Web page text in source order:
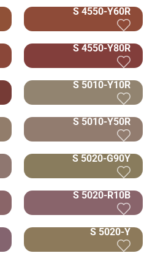
S 4550-Y60R
S 4550-Y80R
S 5010-Y10R
S 5010-Y50R
S 5020-G90Y
S 5020-R10B
S 5020-Y